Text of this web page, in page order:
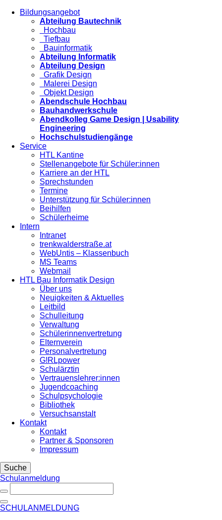
Bildungsangebot
Abteilung Bautechnik
Hochbau
Tiefbau
Bauinformatik
Abteilung Informatik
Abteilung Design
Grafik Design
Malerei Design
Objekt Design
Abendschule Hochbau
Bauhandwerkschule
Abendkolleg Game Design | Usability
Engineering
Hochschulstudiengänge
Service
HTL Kantine
Stellenangebote für Schüler:innen
Karriere an der HTL
Sprechstunden
Termine
Unterstützung für Schüler:innen
Beihilfen
Schülerheime
Intern
Intranet
trenkwalderstraße.at
WebUntis – Klassenbuch
MS Teams
Webmail
HTL Bau Informatik Design
Über uns
Neuigkeiten & Aktuelles
Leitbild
Schulleitung
Verwaltung
Schülerinnenvertretung
Elternverein
Personalvertretung
G!RLpower
Schulärztin
Vertrauenslehrer:innen
Jugendcoaching
Schulpsychologie
Bibliothek
Versuchsanstalt
Kontakt
Kontakt
Partner & Sponsoren
Impressum
Suche
Schulanmeldung
SCHULANMELDUNG